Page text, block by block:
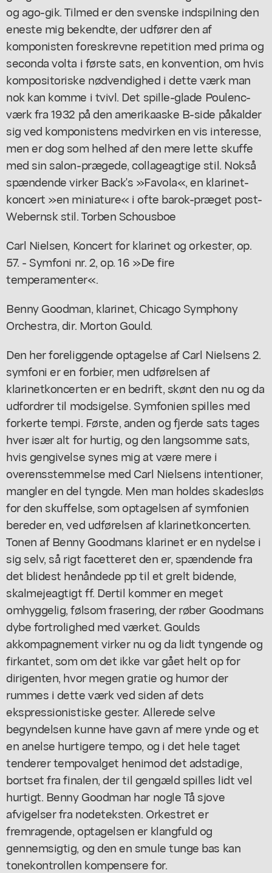
og ago-gik. Tilmed er den svenske indspilning den
eneste mig bekendte, der udfører den af
komponisten foreskrevne repetition med prima og
seconda volta i første sats, en konvention, om hvis
kompositoriske nødvendighed i dette værk man
nok kan komme i tvivl. Det spille-glade Poulenc-
værk fra 1932 på den amerikaaske B-side påkalder
sig ved komponistens medvirken en vis interesse,
men er dog som helhed af den mere lette skuffe
med sin salon-prægede, collageagtige stil. Nokså
spændende virker Back's »Favola«, en klarinet-
koncert »en miniature« i ofte barok-præget post-
Webernsk stil. Torben Schousboe
Carl Nielsen, Koncert for klarinet og orkester, op.
57. - Symfoni nr. 2, op. 16 »De fire
temperamenter«.
Benny Goodman, klarinet, Chicago Symphony
Orchestra, dir. Morton Gould.
Den her foreliggende optagelse af Carl Nielsens 2.
symfoni er en forbier, men udførelsen af
klarinetkoncerten er en bedrift, skønt den nu og da
udfordrer til modsigelse. Symfonien spilles med
forkerte tempi. Første, anden og fjerde sats tages
hver især alt for hurtig, og den langsomme sats,
hvis gengivelse synes mig at være mere i
overensstemmelse med Carl Nielsens intentioner,
mangler en del tyngde. Men man holdes skadesløs
for den skuffelse, som optagelsen af symfonien
bereder en, ved udførelsen af klarinetkoncerten.
Tonen af Benny Goodmans klarinet er en nydelse i
sig selv, så rigt facetteret den er, spændende fra
det blidest henåndede pp til et grelt bidende,
skalmejeagtigt ff. Dertil kommer en meget
omhyggelig, følsom frasering, der røber Goodmans
dybe fortrolighed med værket. Goulds
akkompagnement virker nu og da lidt tyngende og
firkantet, som om det ikke var gået helt op for
dirigenten, hvor megen gratie og humor der
rummes i dette værk ved siden af dets
ekspressionistiske gester. Allerede selve
begyndelsen kunne have gavn af mere ynde og et
en anelse hurtigere tempo, og i det hele taget
tenderer tempovalget henimod det adstadige,
bortset fra finalen, der til gengæld spilles lidt vel
hurtigt. Benny Goodman har nogle Tå sjove
afvigelser fra nodeteksten. Orkestret er
fremragende, optagelsen er klangfuld og
gennemsigtig, og den en smule tunge bas kan
tonekontrollen kompensere for.